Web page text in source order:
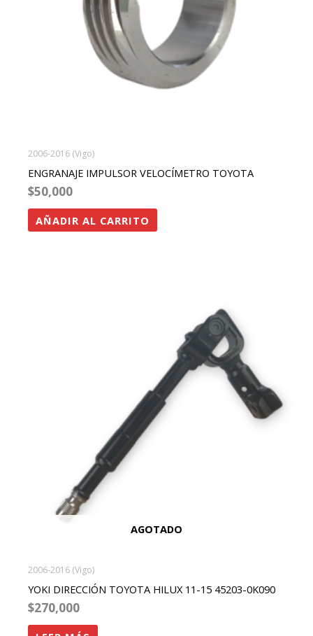
2006-2016 (Vigo)
ENGRANAJE IMPULSOR VELOCÍMETRO TOYOTA
$50,000
AÑADIR AL CARRITO
AGOTADO
2006-2016 (Vigo)
YOKI DIRECCIÓN TOYOTA HILUX 11-15 45203-0K090
$270,000